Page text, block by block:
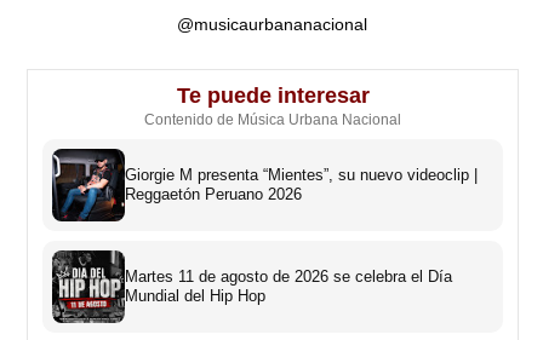
@musicaurbananacional
Te puede interesar
Contenido de Música Urbana Nacional
Giorgie M presenta “Mientes”, su nuevo videoclip |
Reggaetón Peruano 2026
Martes 11 de agosto de 2026 se celebra el Día
Mundial del Hip Hop